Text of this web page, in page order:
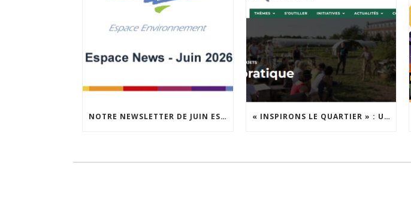
NOTRE NEWSLETTER DE JUIN EST EN LIGNE ! « INSPIRONS LE QUARTIER » : UN NOUVEL APPEL À PROJETS EST LANCÉ !